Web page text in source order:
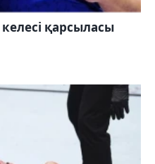
қарсыласы